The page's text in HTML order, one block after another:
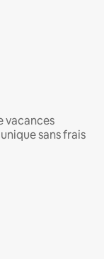
vacances
sans frais